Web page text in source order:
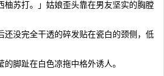
苏打。」姑娘歪头靠在男友坚实的胸膛
还没完全干透的碎发贴在瓷白的颈侧，低
脚趾在白色凉拖中格外诱人。